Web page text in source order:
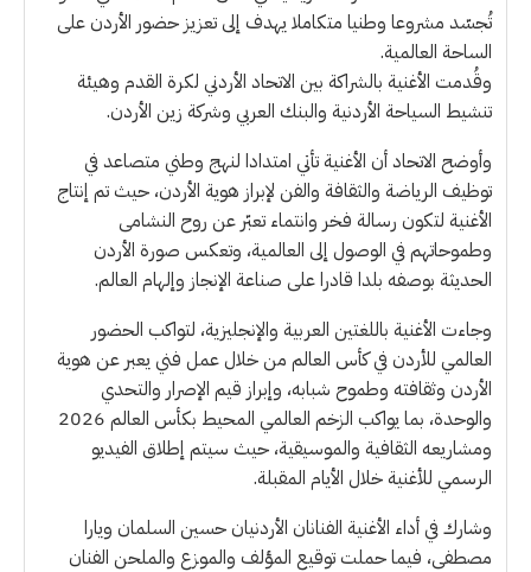
تُجسّد مشروعا وطنيا متكاملا يهدف إلى تعزيز حضور الأردن على
الساحة العالمية.
وقُدمت الأغنية بالشراكة بين الاتحاد الأردني لكرة القدم وهيئة
تنشيط السياحة الأردنية والبنك العربي وشركة زين الأردن.
وأوضح الاتحاد أن الأغنية تأتي امتدادا لنهج وطني متصاعد في
توظيف الرياضة والثقافة والفن لإبراز هوية الأردن، حيث تم إنتاج
الأغنية لتكون رسالة فخر وانتماء تعبّر عن روح النشامى
وطموحاتهم في الوصول إلى العالمية، وتعكس صورة الأردن
الحديثة بوصفه بلدا قادرا على صناعة الإنجاز وإلهام العالم.
وجاءت الأغنية باللغتين العربية والإنجليزية، لتواكب الحضور
العالمي للأردن في كأس العالم من خلال عمل فني يعبر عن هوية
الأردن وثقافته وطموح شبابه، وإبراز قيم الإصرار والتحدي
والوحدة، بما يواكب الزخم العالمي المحيط بكأس العالم 2026
ومشاريعه الثقافية والموسيقية، حيث سيتم إطلاق الفيديو
الرسمي للأغنية خلال الأيام المقبلة.
وشارك في أداء الأغنية الفنانان الأردنيان حسين السلمان ويارا
مصطفى، فيما حملت توقيع المؤلف والموزع والملحن الفنان